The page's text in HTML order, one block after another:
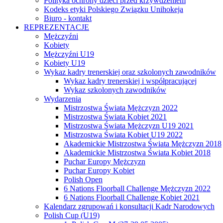
Kodeks etyki Polskiego Związku Unihokeja
Biuro - kontakt
REPREZENTACJE
Mężczyźni
Kobiety
Mężczyźni U19
Kobiety U19
Wykaz kadry trenerskiej oraz szkolonych zawodników
Wykaz kadry trenerskiej i współpracującej
Wykaz szkolonych zawodników
Wydarzenia
Mistrzostwa Świata Mężczyzn 2022
Mistrzostwa Świata Kobiet 2021
Mistrzostwa Świata Mężczyzn U19 2021
Mistrzostwa Świata Kobiet U19 2022
Akademickie Mistrzostwa Świata Mężczyzn 2018
Akademickie Mistrzostwa Świata Kobiet 2018
Puchar Europy Mężczyzn
Puchar Europy Kobiet
Polish Open
6 Nations Floorball Challenge Mężczyzn 2022
6 Nations Floorball Challenge Kobiet 2021
Kalendarz zgrupowań i konsultacji Kadr Narodowych
Polish Cup (U19)